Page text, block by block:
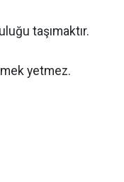
taşımaktır.
yetmez.